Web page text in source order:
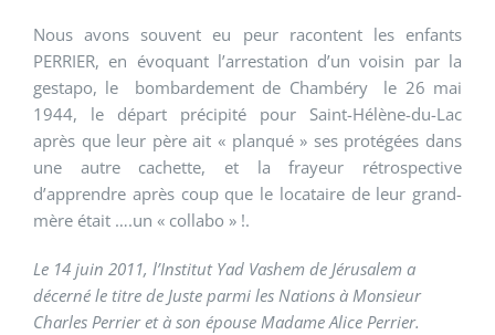
Nous avons souvent eu peur racontent les enfants
PERRIER, en évoquant l’arrestation d’un voisin par la
gestapo, le bombardement de Chambéry le 26 mai
1944, le départ précipité pour Saint-Hélène-du-Lac
après que leur père ait « planqué » ses protégées dans
une autre cachette, et la frayeur rétrospective
d’apprendre après coup que le locataire de leur grand-
mère était ….un « collabo » !.
Le 14 juin 2011, l’Institut Yad Vashem de Jérusalem a
décerné le titre de Juste parmi les Nations à Monsieur
Charles Perrier et à son épouse Madame Alice Perrier.